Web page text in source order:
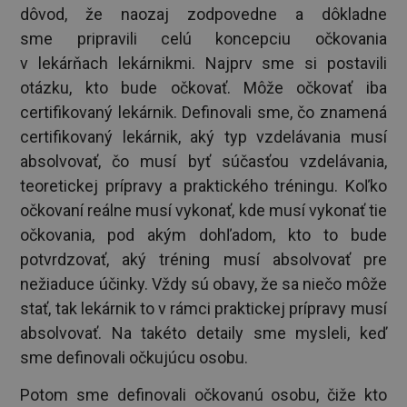
dôvod, že naozaj zodpovedne a dôkladne
sme pripravili celú koncepciu očkovania
v lekárňach lekárnikmi. Najprv sme si postavili
otázku, kto bude očkovať. Môže očkovať iba
certifikovaný lekárnik. Definovali sme, čo znamená
certifikovaný lekárnik, aký typ vzdelávania musí
absolvovať, čo musí byť súčasťou vzdelávania,
teoretickej prípravy a praktického tréningu. Koľko
očkovaní reálne musí vykonať, kde musí vykonať tie
očkovania, pod akým dohľadom, kto to bude
potvrdzovať, aký tréning musí absolvovať pre
nežiaduce účinky. Vždy sú obavy, že sa niečo môže
stať, tak lekárnik to v rámci praktickej prípravy musí
absolvovať. Na takéto detaily sme mysleli, keď
sme definovali očkujúcu osobu.
Potom sme definovali očkovanú osobu, čiže kto